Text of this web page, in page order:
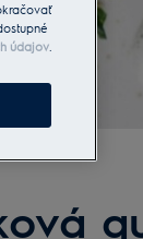
údajov.